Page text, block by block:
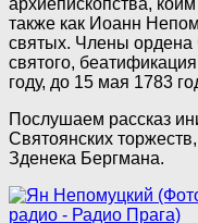
также как Иоанн
святых. Члены ордена
святого,
году, до 15 мая 1783
Послушаем рассказ
Святоянских
Зденека Бергмана.